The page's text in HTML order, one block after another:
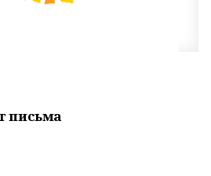
письма